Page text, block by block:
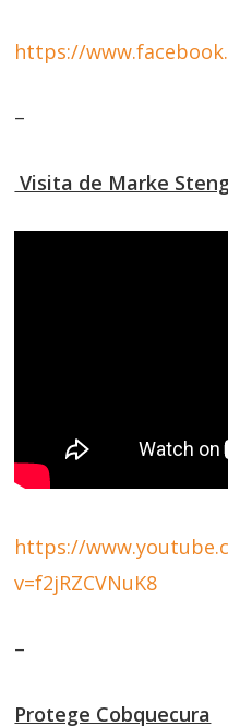
https://
–
Visita de Marke
https://
v=f2jRZCVNuK8
–
Protege Cobquecura